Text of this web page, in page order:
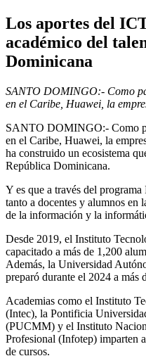
Los aportes del
académico del
Dominicana
SANTO DOMINGO:- Como
en el Caribe, Huawei, la
SANTO DOMINGO:- Como
en el Caribe, Huawei, la
ha construido un ecosistema
República Dominicana.
Y es que a través del
tanto a docentes y alumnos en
de la información y la
Desde 2019, el Instituto
capacitado a más de 1,200
Además, la Universidad
preparó durante el 2024 a más
Academias como el Instituto
(Intec), la Pontificia
(PUCMM) y el Instituto
Profesional (Infotep) imparten
de cursos.